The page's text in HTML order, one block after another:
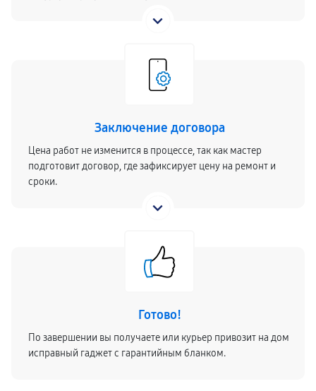
Заключение договора
Цена работ не изменится в процессе, так как мастер
подготовит договор, где зафиксирует цену на ремонт и
сроки.
Готово!
По завершении вы получаете или курьер привозит на дом
исправный гаджет с гарантийным бланком.